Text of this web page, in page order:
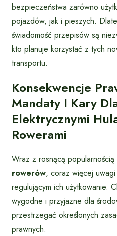
bezpieczeństwa zarówno
pojazdów, jak i pieszych.
świadomość przepisów są
kto planuje korzystać z tych
transportu.
Konsekwencje
Mandaty I Kary
Elektrycznymi
Rowerami
Wraz z rosnącą popularnością
rowerów, coraz więcej
regulującym ich użytkowanie.
wygodne i przyjazne dla
przestrzegać określonych
prawnych.